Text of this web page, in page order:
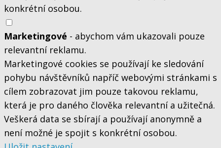
konkrétní osobou.
Marketingové - abychom vám ukazovali pouze
relevantní reklamu.
Marketingové cookies se používají ke sledování
pohybu návštěvníků napříč webovými stránkami s
cílem zobrazovat jim pouze takovou reklamu,
která je pro daného člověka relevantní a užitečná.
Veškerá data se sbírají a používají anonymně a
není možné je spojit s konkrétní osobou.